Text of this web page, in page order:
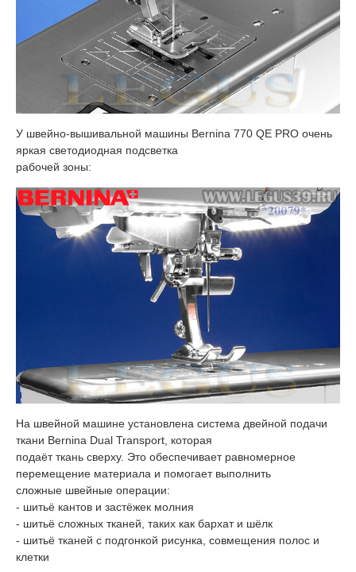
У швейно-вышивальной машины Bernina 770 QE PRO очень
яркая светодиодная подсветка
рабочей зоны:
На швейной машине установлена система двейной подачи
ткани Bernina Dual Transport, которая
подаёт ткань сверху. Это обеспечивает равномерное
перемещение материала и помогает выполнить
сложные швейные операции:
- шитьё кантов и застёжек молния
- шитьё сложных тканей, таких как бархат и шёлк
- шитьё тканей с подгонкой рисунка, совмещения полос и
клетки